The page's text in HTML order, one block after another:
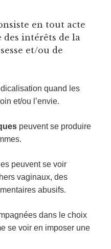
en tout acte
des intérêts de la
et/ou de
quand les
et/ou l’envie.
peuvent se produire
peuvent se voir
vaginaux, des
abusifs.
dans le choix
se voir en imposer une